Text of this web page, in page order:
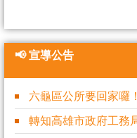
📢 宣導公告
六龜區公所要回家囉！